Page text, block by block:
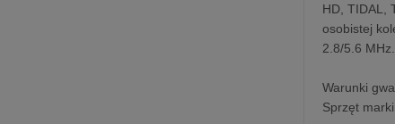
HD, TIDAL,
osobistej
2.8/5.6 MHz.
Warunki
Sprzęt